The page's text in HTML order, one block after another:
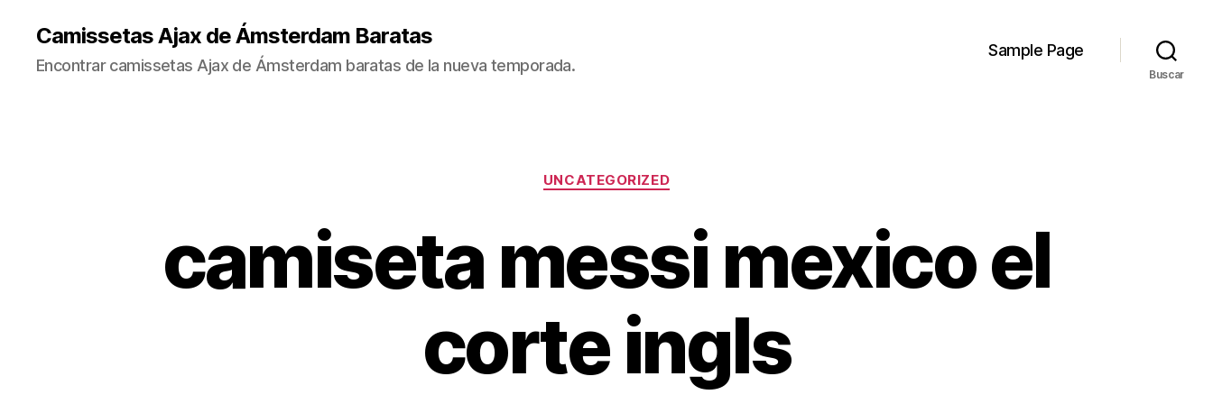
Camissetas Ajax de Ámsterdam Baratas
Encontrar camissetas Ajax de Ámsterdam baratas de la nueva temporada.
Sample Page
Buscar
Categorías
UNCATEGORIZED
camiseta messi mexico el
corte ingls